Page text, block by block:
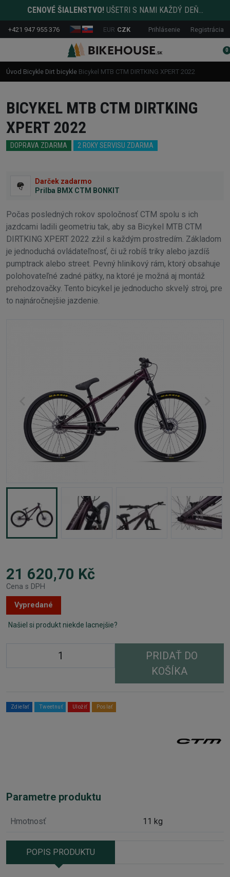
CENOVÉ ŠIALENSTVO! UŠETRI S NAMI KAŽDÝ DEŇ...
+421 947 955 376 EUR CZK Prihlásenie Registrácia
0
Úvod Bicykle Dirt bicykle Bicykel MTB CTM DIRTKING XPERT 2022
BICYKEL MTB CTM DIRTKING
XPERT 2022
DOPRAVA ZDARMA 2 ROKY SERVISU ZDARMA
Darček zadarmo
Prilba BMX CTM BONKIT
Počas posledných rokov spoločnosť CTM spolu s ich
jazdcami ladili geometriu tak, aby sa Bicykel MTB CTM
DIRTKING XPERT 2022 zžil s každým prostredím. Základom
je jednoduchá ovládateľnosť, či už robíš triky alebo jazdíš
pumptrack alebo street. Pevný hliníkový rám, ktorý obsahuje
polohovateľné zadné pätky, na ktoré je možná aj montáž
prehodzovačky. Tento bicykel je jednoducho skvelý stroj, pre
to najnáročnejšie jazdenie.
21 620,70 Kč
Cena s DPH
Vypredané
Našiel si produkt niekde lacnejšie?
PRIDAŤ DO
KOŠÍKA
Zdieľať Tweetnuť Uložiť Poslať
Parametre produktu
Hmotnosť 11 kg
POPIS PRODUKTU